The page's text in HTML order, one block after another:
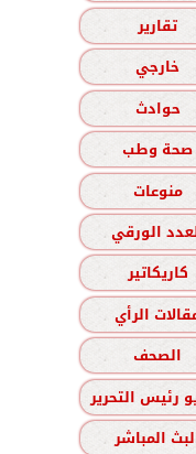
تقارير
خارجي
حوادث
صحة وطب
منوعات
الورقي
كاريكاتير
الرأي
الصحف
رئيس التحرير
المباشر